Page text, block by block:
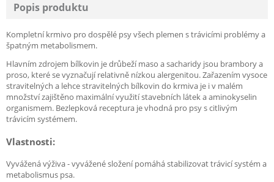
Popis produktu
Kompletní krmivo pro dospělé psy všech plemen s trávicími problémy a
špatným metabolismem.
Hlavním zdrojem bílkovin je drůbeží maso a sacharidy jsou brambory a
proso, které se vyznačují relativně nízkou alergenitou. Zařazením vysoce
stravitelných a lehce stravitelných bílkovin do krmiva je i v malém
množství zajištěno maximální využití stavebních látek a aminokyselin
organismem. Bezlepková receptura je vhodná pro psy s citlivým
trávicím systémem.
Vlastnosti:
Vyvážená výživa - vyvážené složení pomáhá stabilizovat trávicí systém a
metabolismus psa.